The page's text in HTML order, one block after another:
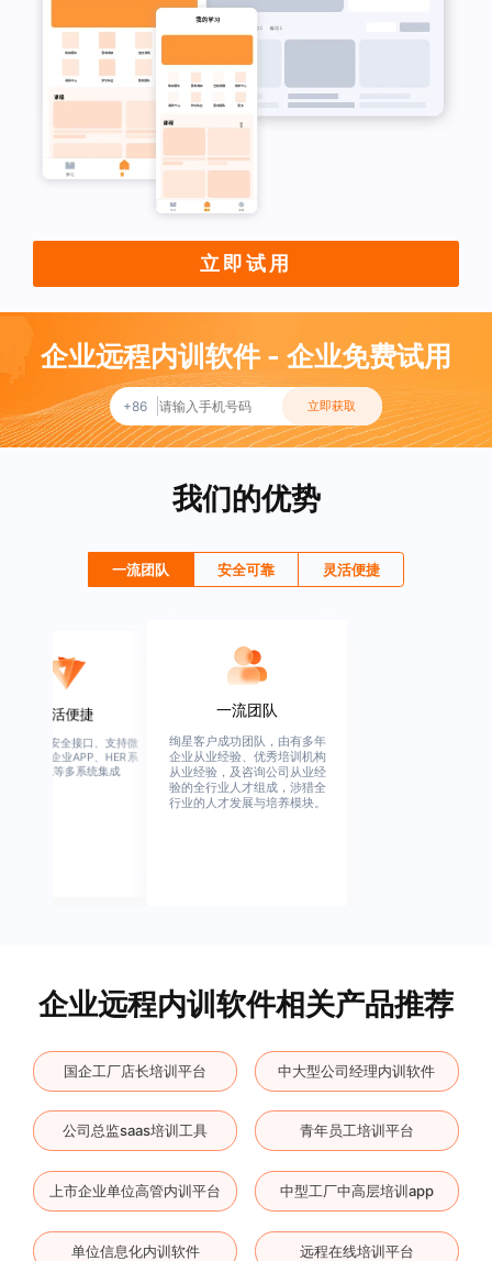
立即试用
企业远程内训软件 - 企业免费试用
+86 立即获取
我们的优势
一流团队 安全可靠 灵活便捷
灵活便捷
度开放、安全接口、支持微
、钉钉、企业APP、HER系
、OA系统等多系统集成
一流团队
绚星客户成功团队，由有多年
企业从业经验、优秀培训机构
从业经验，及咨询公司从业经
验的全行业人才组成，涉猎全
行业的人才发展与培养模块。
企业远程内训软件相关产品推荐
国企工厂店长培训平台 中大型公司经理内训软件
公司总监saas培训工具 青年员工培训平台
上市企业单位高管内训平台 中型工厂中高层培训app
单位信息化内训软件 远程在线培训平台